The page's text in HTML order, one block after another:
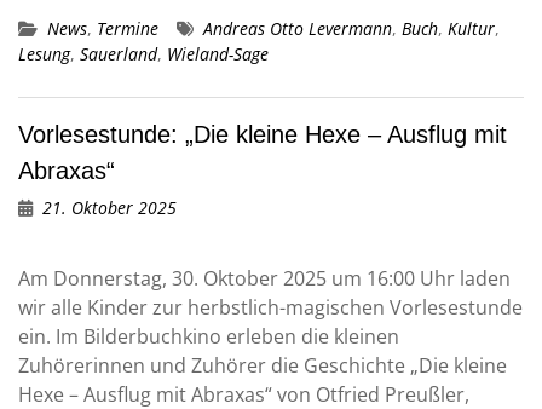
News, Termine Andreas Otto Levermann, Buch, Kultur,
Lesung, Sauerland, Wieland-Sage
Vorlesestunde: „Die kleine Hexe – Ausflug mit
Abraxas“
21. Oktober 2025
Am Donnerstag, 30. Oktober 2025 um 16:00 Uhr laden
wir alle Kinder zur herbstlich-magischen Vorlesestunde
ein. Im Bilderbuchkino erleben die kleinen
Zuhörerinnen und Zuhörer die Geschichte „Die kleine
Hexe – Ausflug mit Abraxas“ von Otfried Preußler,